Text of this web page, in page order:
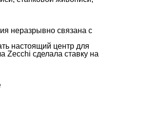
неразрывно связана с
настоящий центр для
Zecchi сделала ставку на